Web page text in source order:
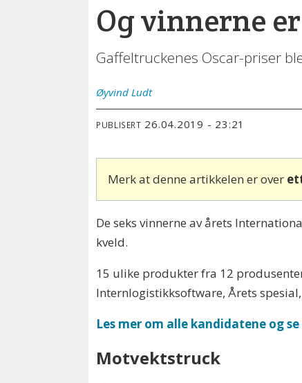
Og vinnerne
Gaffeltruckenes Oscar-priser
Øyvind Ludt
PUBLISERT 26.04.2019 - 23:21
Merk at denne artikkelen er over
De seks vinnerne av årets
kveld.
15 ulike produkter fra 12
Internlogistikksoftware, Årets
Les mer om alle kandidatene og
Motvektstruck